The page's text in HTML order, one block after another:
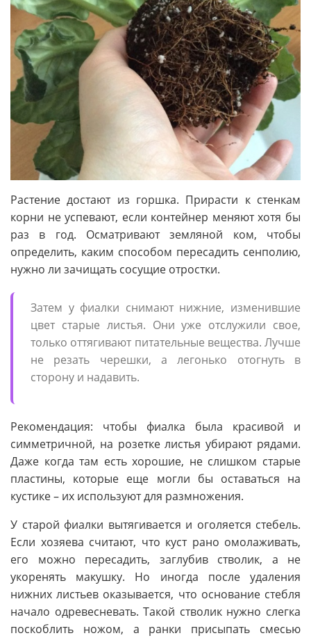
Растение достают из горшка. Прирасти к стенкам
корни не успевают, если контейнер меняют хотя бы
раз в год. Осматривают земляной ком, чтобы
определить, каким способом пересадить сенполию,
нужно ли зачищать сосущие отростки.
Затем у фиалки снимают нижние, изменившие
цвет старые листья. Они уже отслужили свое,
только оттягивают питательные вещества. Лучше
не резать черешки, а легонько отогнуть в
сторону и надавить.
Рекомендация: чтобы фиалка была красивой и
симметричной, на розетке листья убирают рядами.
Даже когда там есть хорошие, не слишком старые
пластины, которые еще могли бы оставаться на
кустике – их используют для размножения.
У старой фиалки вытягивается и оголяется стебель.
Если хозяева считают, что куст рано омолаживать,
его можно пересадить, заглубив стволик, а не
укоренять макушку. Но иногда после удаления
нижних листьев оказывается, что основание стебля
начало одревесневать. Такой стволик нужно слегка
поскоблить ножом, а ранки присыпать смесью